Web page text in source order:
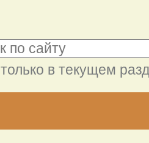
только в текущем